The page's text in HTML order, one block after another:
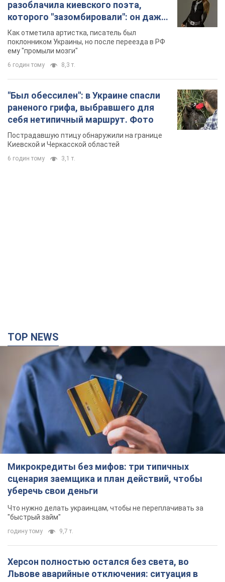
разоблачила киевского поэта,
которого "зазомбировали": он даже
русского не знал, а теперь хочет
геноцида украинцев
Как отметила артистка, писатель был
поклонником Украины, но после переезда в РФ
ему "промыли мозги"
6 годин тому 8,3 т.
"Был обессилен": в Украине спасли
раненого грифа, выбравшего для
себя нетипичный маршрут. Фото
Пострадавшую птицу обнаружили на границе
Киевской и Черкасской областей
6 годин тому 3,1 т.
TOP NEWS
Микрокредиты без мифов: три типичных
сценария заемщика и план действий, чтобы
уберечь свои деньги
Что нужно делать украинцам, чтобы не переплачивать за
"быстрый займ"
годину тому 9,7 т.
Херсон полностью остался без света, во
Львове аварийные отключения: ситуация в